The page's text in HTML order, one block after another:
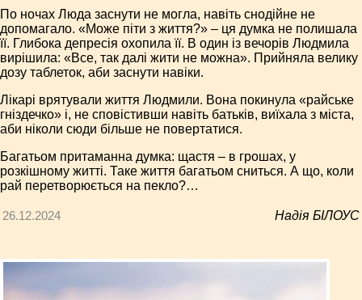
По ночах Люда заснути не могла, навіть снодійне не
допомагало. «Може піти з життя?» – ця думка не полишала
її. Глибока депресія охопила її. В один із вечорів Людмила
вирішила: «Все, так далі жити не можна». Прийняла велику
дозу таблеток, аби заснути навіки.
Лікарі врятували життя Людмили. Вона покинула «райське
гніздечко» і, не сповістивши навіть батьків, виїхала з міста,
аби ніколи сюди більше не повертатися.
Багатьом притаманна думка: щастя – в грошах, у
розкішному житті. Таке життя багатьом сниться. А що, коли
рай перетворюється на пекло?…
26.12.2024 Надія БІЛОУС